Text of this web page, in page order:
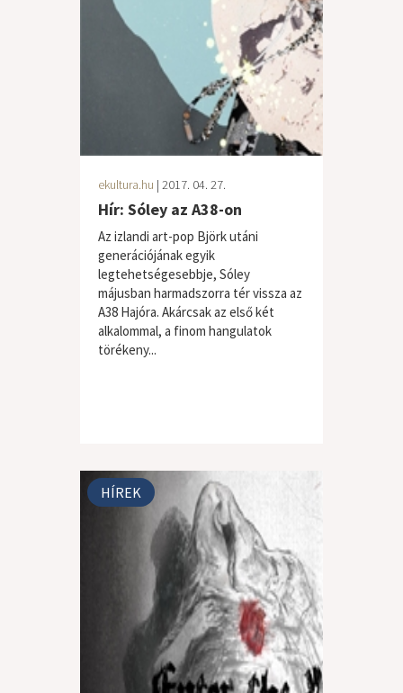
ekultura.hu | 2017. 04. 27.
Hír: Sóley az A38-on
Az izlandi art-pop Björk utáni
generációjának egyik
legtehetségesebbje, Sóley
májusban harmadszorra tér vissza az
A38 Hajóra. Akárcsak az első két
alkalommal, a finom hangulatok
törékeny...
HÍREK